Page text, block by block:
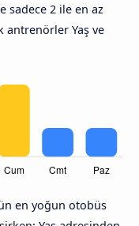
sadece 2 ile en az
antrenörler Yaş ve
en yoğun otobüs